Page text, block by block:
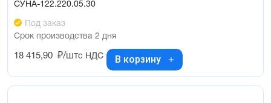
СУНА-122.220.05.30
Под заказ
Срок производства 2 дня
18 415,90 ₽/штс НДС В корзину